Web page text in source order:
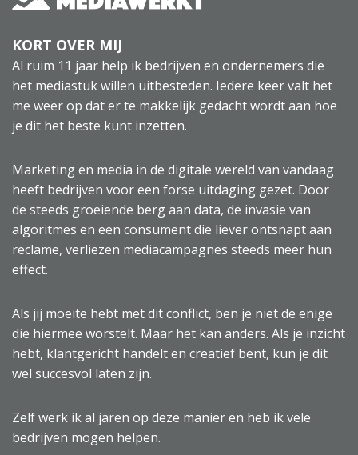
KORT OVER MIJ
Al ruim 11 jaar help ik bedrijven en ondernemers die
het mediastuk willen uitbesteden. Iedere keer valt het
me weer op dat er te makkelijk gedacht wordt aan hoe
je dit het beste kunt inzetten.
Marketing en media in de digitale wereld van vandaag
heeft bedrijven voor een forse uitdaging gezet. Door
de steeds groeiende berg aan data, de invasie van
algoritmes en een consument die liever ontsnapt aan
reclame, verliezen mediacampagnes steeds meer hun
effect.
Als jij moeite hebt met dit conflict, ben je niet de enige
die hiermee worstelt. Maar het kan anders. Als je inzicht
hebt, klantgericht handelt en creatief bent, kun je dit
wel succesvol laten zijn.
Zelf werk ik al jaren op deze manier en heb ik vele
bedrijven mogen helpen.